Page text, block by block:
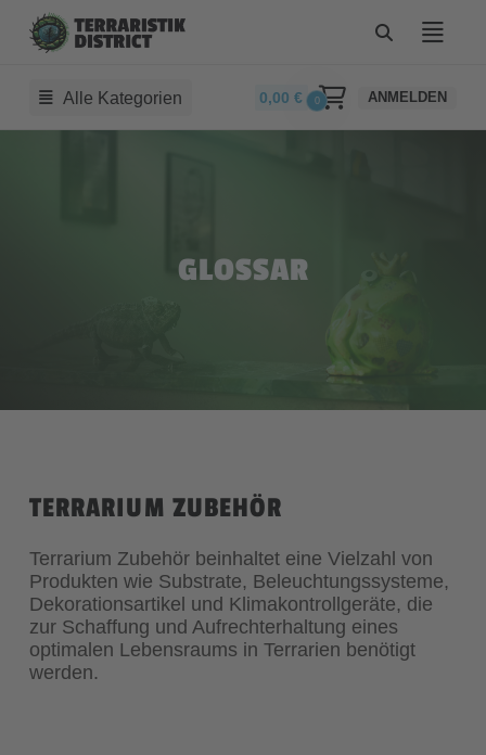
Alle Kategorien 0,00€ 0 ANMELDEN
GLOSSAR
TERRARIUM ZUBEHÖR
Terrarium Zubehör beinhaltet eine Vielzahl von
Produkten wie Substrate, Beleuchtungssysteme,
Dekorationsartikel und Klimakontrollgeräte, die
zur Schaffung und Aufrechterhaltung eines
optimalen Lebensraums in Terrarien benötigt
werden.